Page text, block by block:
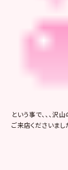
という事で、、、
ご来店くださいまし